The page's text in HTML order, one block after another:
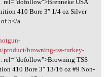
rel="dofollow">Brenneke USA
410 Bore 3″ 1/4 oz Silver
5</a
product/browning-tss-turkey-
rel="dofollow">Browning TSS
410 Bore 3″ 13/16 oz #9 Non-